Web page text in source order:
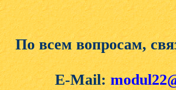
По всем вопросам,
E-Mail: